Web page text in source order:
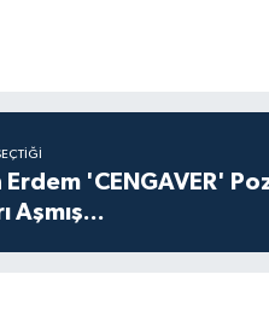
Erdem 'CENGAVER'
Aşmış...